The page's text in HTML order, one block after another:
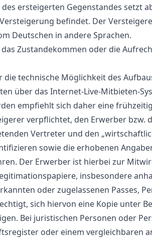
ersteigerten Gegenstandes setzt
befindet. Der
Deutschen in andere Sprachen.
Zustandekommen oder die
technische Möglichkeit des
über das Internet-Live-Mitbieten-
empfiehlt sich daher eine
verpflichtet, den Erwerber bzw.
Vertreter und den
sowie die erhobenen
Der Erwerber ist hierbei zur
insbesondere
oder zugelassenen Passes,
sich hiervon eine Kopie unter
Bei juristischen Personen oder
oder einem vergleichbaren